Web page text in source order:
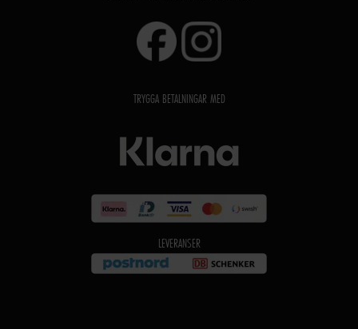
TRYGGA BETALNINGAR MED
LEVERANSER